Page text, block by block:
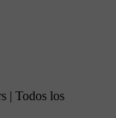
| Todos los